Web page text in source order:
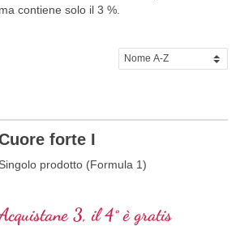
contiene solo il 3 %.
forte I
Singolo prodotto (Formula 1)
3, il 4° è gratis